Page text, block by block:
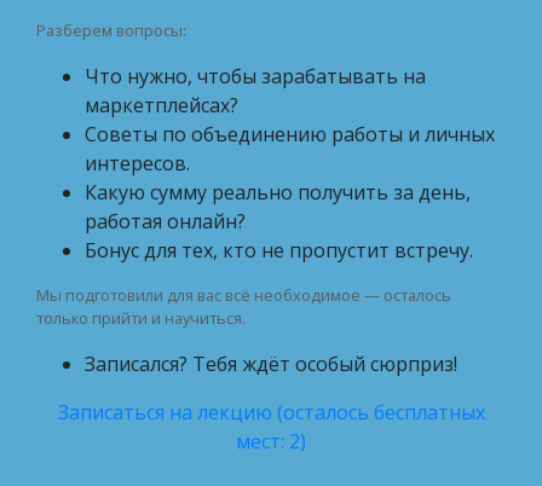
Разберем вопросы:
Что нужно, чтобы зарабатывать на
маркетплейсах?
Советы по объединению работы и личных
интересов.
Какую сумму реально получить за день,
работая онлайн?
Бонус для тех, кто не пропустит встречу.
Мы подготовили для вас всё необходимое — осталось
только прийти и научиться.
Записался? Тебя ждёт особый сюрприз!
Записаться на лекцию (осталось бесплатных
мест: 2)